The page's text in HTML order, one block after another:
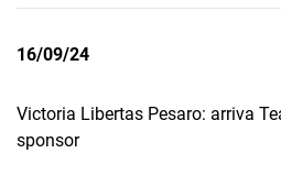
16/09/24
Victoria Libertas Pesaro: arriva
sponsor